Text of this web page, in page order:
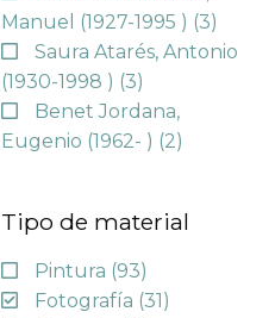
Manuel (1927-1995 ) (3)
Saura Atarés, Antonio
(1930-1998 ) (3)
Benet Jordana,
Eugenio (1962- ) (2)
Tipo de material
Pintura (93)
Fotografía (31)